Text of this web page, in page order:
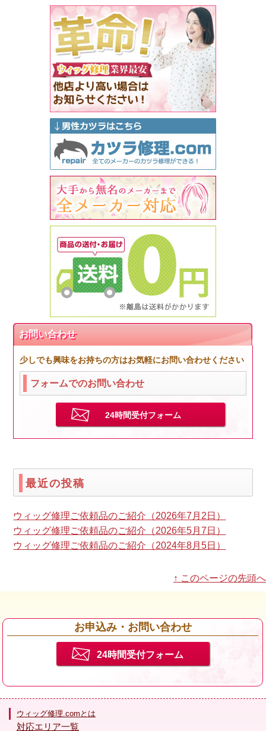
お問い合わせ
少しでも興味をお持ちの方はお気軽にお問い合わせください
フォームでのお問い合わせ
24時間受付フォーム
最近の投稿
ウィッグ修理ご依頼品のご紹介（2026年7月2日）
ウィッグ修理ご依頼品のご紹介（2026年5月7日）
ウィッグ修理ご依頼品のご紹介（2024年8月5日）
↑ このページの先頭へ
お申込み・お問い合わせ
24時間受付フォーム
ウィッグ修理.comとは
対応エリア一覧